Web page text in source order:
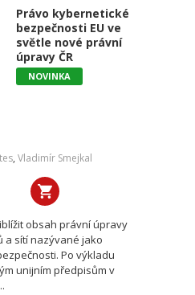
Právo kybernetické
bezpečnosti EU ve
světle nové právní
úpravy ČR
NOVINKA
, Vladimír Smejkal
obsah právní úpravy
a sítí nazývané jako
Po výkladu
unijním předpisům v